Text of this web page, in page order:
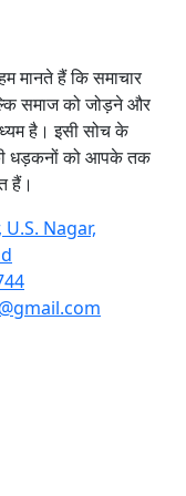
मानते हैं कि समाचार
समाज को जोड़ने और
है। इसी सोच के
धड़कनों को आपके तक
हैं।
Nagar,